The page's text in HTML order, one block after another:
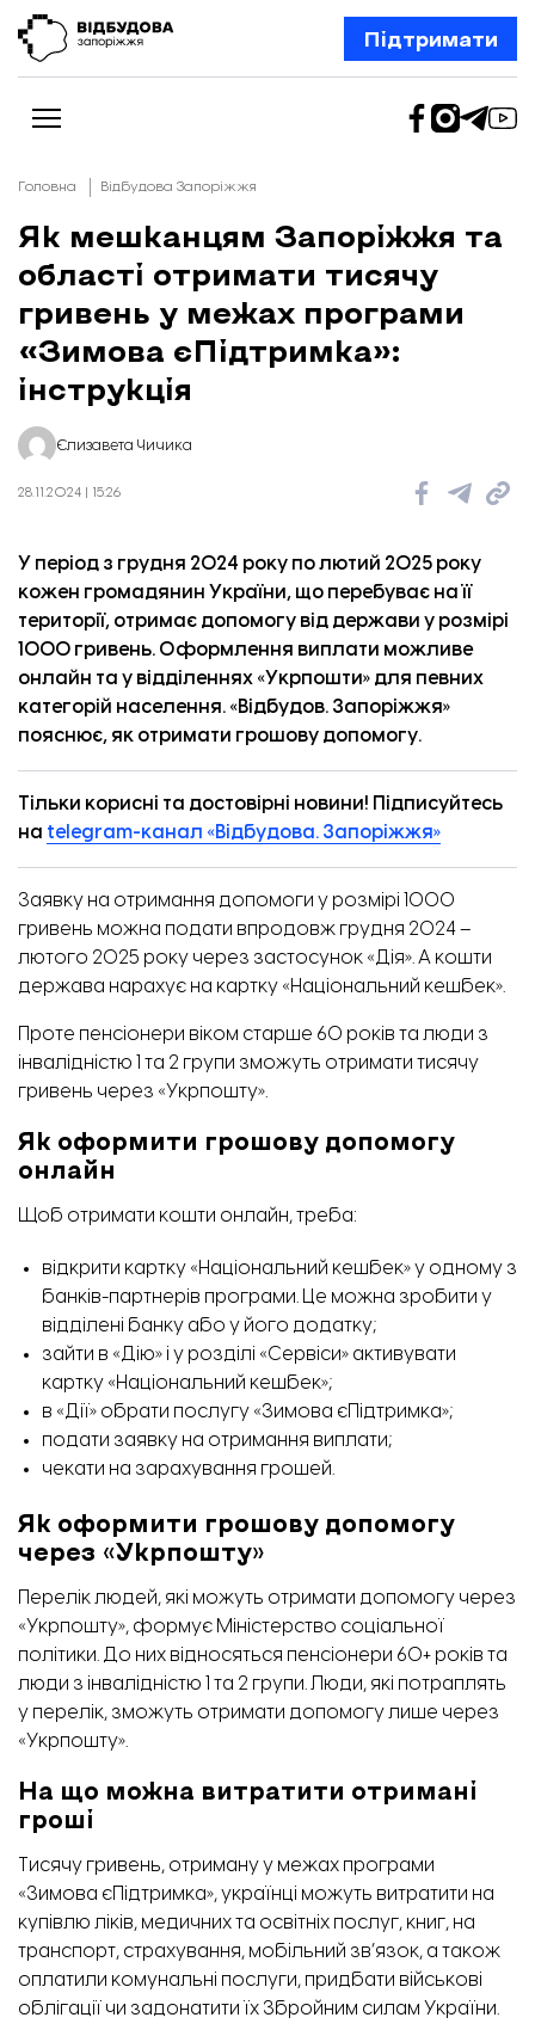
Підтримати
Новини
Відбудова Запоріжжя
Ексклюзив
Бізнес
Шлях додому
Відбудова. Життя
Колонки
Про нас
Редакційна політика
Головна Відбудова Запоріжжя
Як мешканцям Запоріжжя та
області отримати тисячу
гривень у межах програми
«Зимова єПідтримка»:
інструкція
Єлизавета Чичика
28.11.2024 | 15:26
У період з грудня 2024 року по лютий 2025 року
кожен громадянин України, що перебуває на її
території, отримає допомогу від держави у розмірі
1000 гривень. Оформлення виплати можливе
онлайн та у відділеннях «Укрпошти» для певних
категорій населення. «Відбудов. Запоріжжя»
пояснює, як отримати грошову допомогу.
Тільки корисні та достовірні новини! Підписуйтесь
на telegram-канал «Відбудова. Запоріжжя»
Заявку на отримання допомоги у розмірі 1000
гривень можна подати впродовж грудня 2024 –
лютого 2025 року через застосунок «Дія». А кошти
держава нарахує на картку «Національний кешбек».
Проте пенсіонери віком старше 60 років та люди з
інвалідністю 1 та 2 групи зможуть отримати тисячу
гривень через «Укрпошту».
Як оформити грошову допомогу
онлайн
Щоб отримати кошти онлайн, треба:
відкрити картку «Національний кешбек» у одному з
банків-партнерів програми. Це можна зробити у
відділені банку або у його додатку;
зайти в «Дію» і у розділі «Сервіси» активувати
картку «Національний кешбек»;
в «Дії» обрати послугу «Зимова єПідтримка»;
подати заявку на отримання виплати;
чекати на зарахування грошей.
Як оформити грошову допомогу
через «Укрпошту»
Перелік людей, які можуть отримати допомогу через
«Укрпошту», формує Міністерство соціальної
політики. До них відносяться пенсіонери 60+ років та
люди з інвалідністю 1 та 2 групи. Люди, які потраплять
у перелік, зможуть отримати допомогу лише через
«Укрпошту».
На що можна витратити отримані
гроші
Тисячу гривень, отриману у межах програми
«Зимова єПідтримка», українці можуть витратити на
купівлю ліків, медичних та освітніх послуг, книг, на
транспорт, страхування, мобільний зв’язок, а також
оплатили комунальні послуги, придбати військові
облігації чи задонатити їх Збройним силам України.